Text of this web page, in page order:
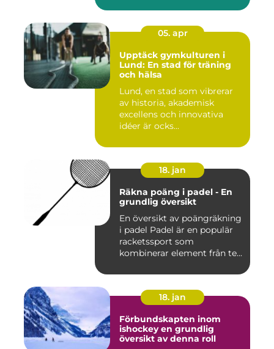
05. apr
Upptäck gymkulturen i
Lund: En stad för träning
och hälsa
Lund, en stad som vibrerar
av historia, akademisk
excellens och innovativa
idéer är ocks...
18. jan
Räkna poäng i padel - En
grundlig översikt
En översikt av poängräkning
i padel Padel är en populär
racketssport som
kombinerar element från te...
18. jan
Förbundskapten inom
ishockey en grundlig
översikt av denna roll